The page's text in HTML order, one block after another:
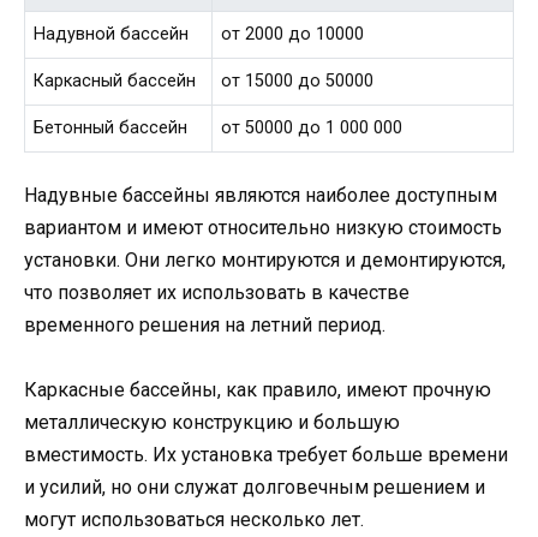
Надувной бассейн от 2000 до 10000
Каркасный бассейн от 15000 до 50000
Бетонный бассейн от 50000 до 1 000 000
Надувные бассейны являются наиболее доступным
вариантом и имеют относительно низкую стоимость
установки. Они легко монтируются и демонтируются,
что позволяет их использовать в качестве
временного решения на летний период.
Каркасные бассейны, как правило, имеют прочную
металлическую конструкцию и большую
вместимость. Их установка требует больше времени
и усилий, но они служат долговечным решением и
могут использоваться несколько лет.